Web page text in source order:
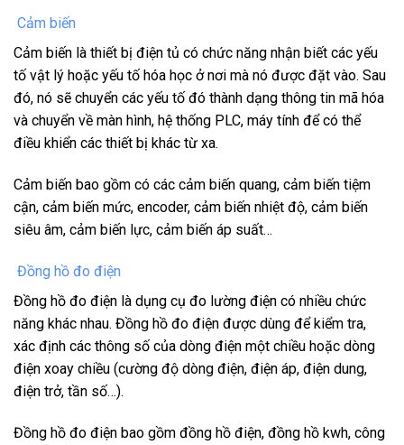
Cảm biến
Cảm biến là thiết bị điện tủ có chức năng nhận biết các yếu
tố vật lý hoặc yếu tố hóa học ở nơi mà nó được đặt vào. Sau
đó, nó sẽ chuyển các yếu tố đó thành dạng thông tin mã hóa
và chuyển về màn hình, hệ thống PLC, máy tính để có thể
điều khiển các thiết bị khác từ xa.
Cảm biến bao gồm có các cảm biến quang, cảm biến tiệm
cận, cảm biến mức, encoder, cảm biến nhiệt độ, cảm biến
siêu âm, cảm biến lực, cảm biến áp suất…
Đồng hồ đo điện
Đồng hồ đo điện là dụng cụ đo lường điện có nhiều chức
năng khác nhau. Đồng hồ đo điện được dùng để kiểm tra,
xác định các thông số của dòng điện một chiều hoặc dòng
điện xoay chiều (cường độ dòng điện, điện áp, điện dung,
điện trở, tần số…).
Đồng hồ đo điện bao gồm đồng hồ điện, đồng hồ kwh, công